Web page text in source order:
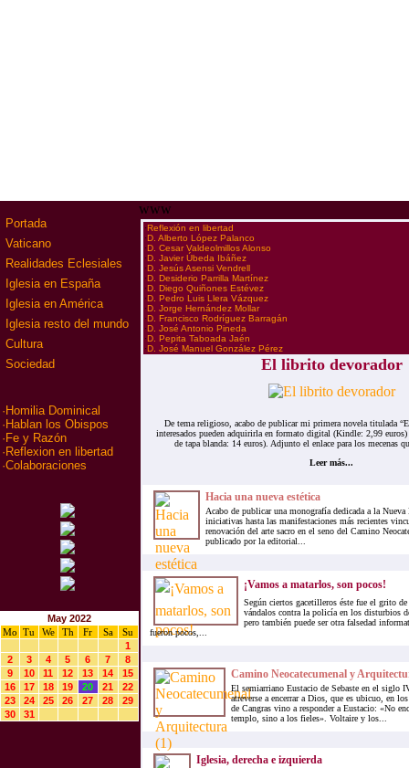
Portada
Vaticano
Realidades Eclesiales
Iglesia en España
Iglesia en América
Iglesia resto del mundo
Cultura
Sociedad
· Homilia Dominical
· Hablan los Obispos
· Fe y Razón
· Reflexion en libertad
·Colaboraciones
May 2022
Mo
Tu We Th Fr Sa
Su
1
2
3 4 5 6 7
8
9
10 11 12 13 14
15
16
17 18 19 20 21
22
23
24 25 26 27 28
29
30
31
www
·Reflexión en libertad
·D. Alberto López Palanco
·D. Cesar Valdeolmillos Alonso
·D. Javier Úbeda Ibáñez
·D. Jesús Asensi Vendrell
·D. Desiderio Parrilla Martínez
·D. Diego Quiñones Estévez
·D. Pedro Luis Llera Vázquez
·D. Jorge Hernández Mollar
·D. Francisco Rodríguez Barragán
·D. José Antonio Pineda
·D. Pepita Taboada Jaén
·D. José Manuel González Pérez
El librito devorador
De tema religioso, acabo de publicar mi primera novela titulada
interesados pueden adquirirla en formato digital (Kindle: 2,99
de tapa blanda: 14 euros). Adjunto el enlace para los mecenas
Leer más...
Hacia una nueva estética
Acabo de publicar una monografía dedicada a la Nueva
iniciativas hasta las manifestaciones más recientes
renovación del arte sacro en el seno del Camino
publicado por la editorial...
¡Vamos a matarlos, son pocos!
Según ciertos gacetilleros éste fue el grito
vándalos contra la policía en los disturbios
pero también puede ser otra falsedad
fueron pocos,...
Camino Neocatecumenal y
El semiarriano Eustacio de Sebaste en el siglo
atreverse a encerrar a Dios, que es ubicuo, en
de Cangras vino a responder a Eustacio: «No
templo, sino a los fieles». Voltaire y los...
Iglesia, derecha e izquierda